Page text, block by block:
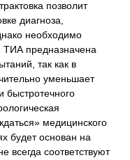
позволит
диагноза,
необходимо
ТИА предназначена
так как в
уменьшает
быстротечного
медицинского
будет основан на
всегда соответствуют